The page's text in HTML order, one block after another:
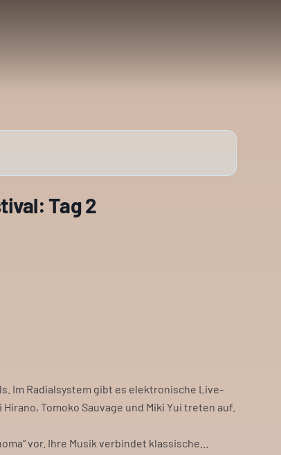
Tag 2
Im Radialsystem gibt es elektronische Live-
Tomoko Sauvage und Miki Yui treten auf.
vor. Ihre Musik verbindet klassische